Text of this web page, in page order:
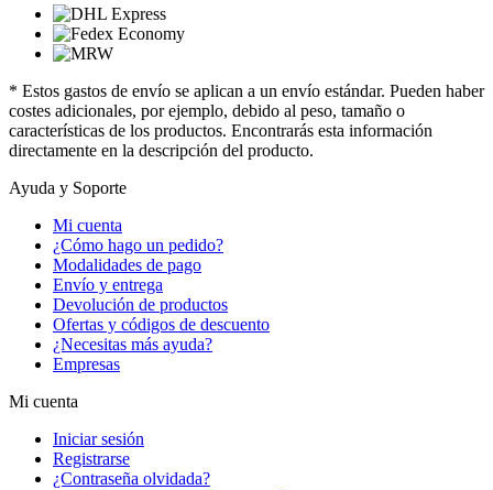
* Estos gastos de envío se aplican a un envío estándar. Pueden haber
costes adicionales, por ejemplo, debido al peso, tamaño o
características de los productos. Encontrarás esta información
directamente en la descripción del producto.
Ayuda y Soporte
Mi cuenta
¿Cómo hago un pedido?
Modalidades de pago
Envío y entrega
Devolución de productos
Ofertas y códigos de descuento
¿Necesitas más ayuda?
Empresas
Mi cuenta
Iniciar sesión
Registrarse
¿Contraseña olvidada?